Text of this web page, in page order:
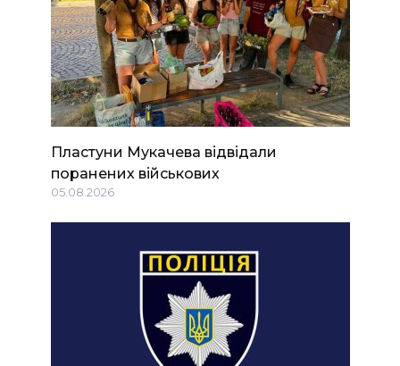
Пластуни Мукачева відвідали
поранених військових
05.08.2026